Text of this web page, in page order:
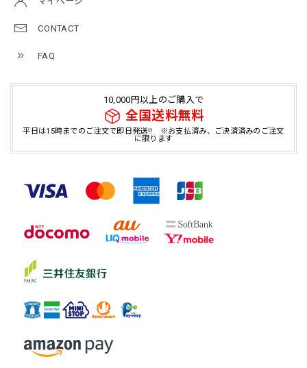
CONTACT
FAQ
10,000円以上のご購入で
全国送料無料
平日は15時までのご注文で即日発送!! ※お支払済み、ご決済済みのご注文
に限ります